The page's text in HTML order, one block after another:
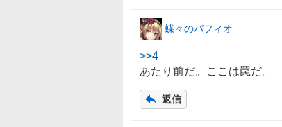
蝶々のパフィオ
>>4
あたり前だ。ここは罠だ。
返信